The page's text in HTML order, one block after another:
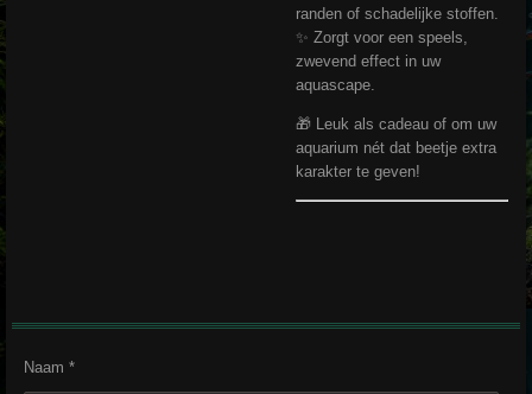
randen of schadelijke stoffen.
✨ Zorgt voor een speels,
zwevend effect in uw
aquascape.
🎁 Leuk als cadeau of om uw
aquarium nét dat beetje extra
karakter te geven!
Naam *